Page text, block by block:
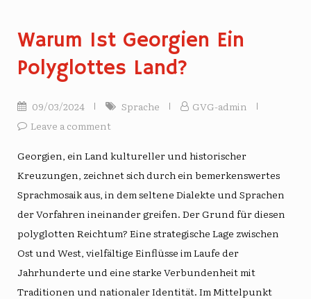
Warum Ist Georgien Ein
Polyglottes Land?
09/03/2024 Sprache
GVG-admin
Leave a comment
Georgien, ein Land kultureller und historischer
Kreuzungen, zeichnet sich durch ein bemerkenswertes
Sprachmosaik aus, in dem seltene Dialekte und Sprachen
der Vorfahren ineinander greifen. Der Grund für diesen
polyglotten Reichtum? Eine strategische Lage zwischen
Ost und West, vielfältige Einflüsse im Laufe der
Jahrhunderte und eine starke Verbundenheit mit
Traditionen und nationaler Identität. Im Mittelpunkt